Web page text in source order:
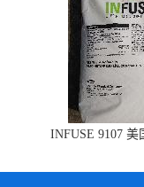
INFUSE 9107 美